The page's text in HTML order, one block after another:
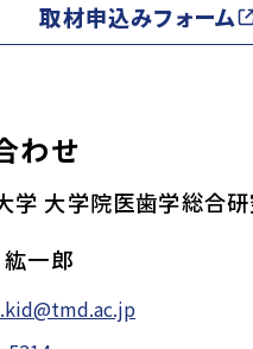
取材申込みフォーム
わせ
学 大学院医歯学総合
一郎